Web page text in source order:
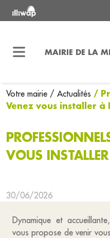
MAIRIE DE LA
Votre mairie / Actualités /
Venez vous installer à
VOUS
30/06/2026
Dynamique et
vous propose de venir